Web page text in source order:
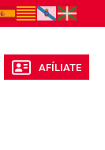
AFÍLIATE